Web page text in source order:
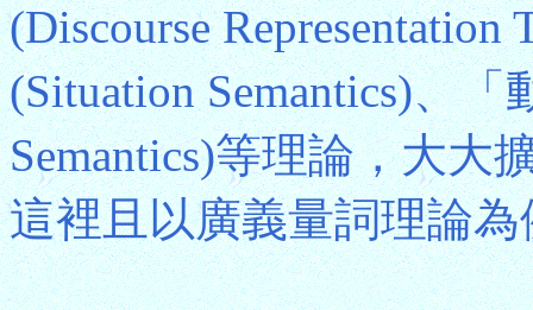
(Discourse
(Situation Semantics)、
Semantics)等理論，大大
這裡且以廣義量詞理論